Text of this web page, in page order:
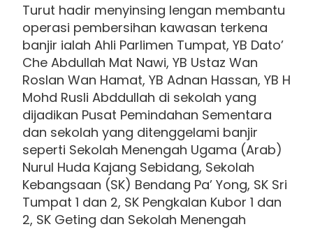
Turut hadir menyinsing lengan membantu
operasi pembersihan kawasan terkena
banjir ialah Ahli Parlimen Tumpat, YB Dato’
Che Abdullah Mat Nawi, YB Ustaz Wan
Roslan Wan Hamat, YB Adnan Hassan, YB H
Mohd Rusli Abddullah di sekolah yang
dijadikan Pusat Pemindahan Sementara
dan sekolah yang ditenggelami banjir
seperti Sekolah Menengah Ugama (Arab)
Nurul Huda Kajang Sebidang, Sekolah
Kebangsaan (SK) Bendang Pa’ Yong, SK Sri
Tumpat 1 dan 2, SK Pengkalan Kubor 1 dan
2, SK Geting dan Sekolah Menengah